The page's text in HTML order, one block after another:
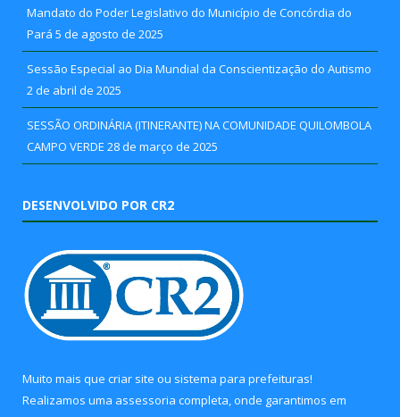
Mandato do Poder Legislativo do Município de Concórdia do
Pará 5 de agosto de 2025
Sessão Especial ao Dia Mundial da Conscientização do Autismo
2 de abril de 2025
SESSÃO ORDINÁRIA (ITINERANTE) NA COMUNIDADE QUILOMBOLA
CAMPO VERDE 28 de março de 2025
DESENVOLVIDO POR CR2
Muito mais que criar site ou sistema para prefeituras!
Realizamos uma assessoria completa, onde garantimos em